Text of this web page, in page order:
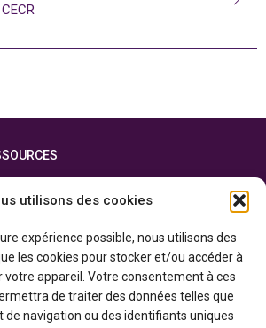
utilisons des cookies
expérience possible, nous utilisons des
les cookies pour stocker et/ou accéder à
appareil. Votre consentement à ces
de traiter des données telles que
navigation ou des identifiants uniques
CECR
grâce au soutien financier du gouvernement de
duCanada par l’entremise du ministère du